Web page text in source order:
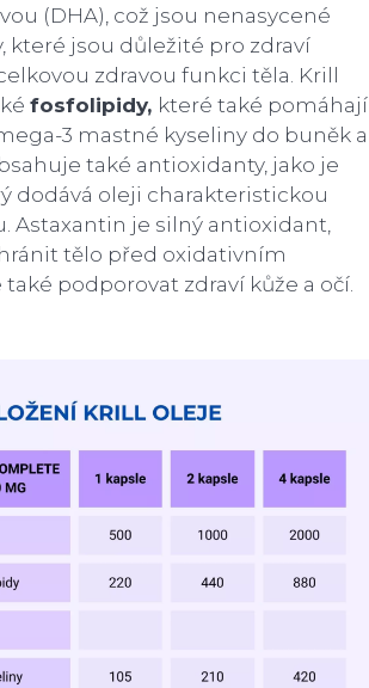
(DHA), což jsou nenasycené
které jsou důležité pro zdraví
zdravou funkci těla. Krill
fosfolipidy, které také pomáhají
3 mastné kyseliny do buněk a
také antioxidanty, jako je
dodává oleji charakteristickou
Astaxantin je silný antioxidant,
tělo před oxidativním
podporovat zdraví kůže a očí.